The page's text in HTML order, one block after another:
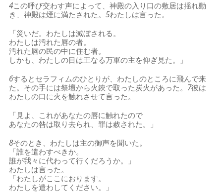
4この呼び交わす声によって、神殿の入り口の敷居は揺れ動
き、神殿は煙に満たされた。5わたしは言った。
「災いだ。わたしは滅ぼされる。
わたしは汚れた唇の者。
汚れた唇の民の中に住む者。
しかも、わたしの目は王なる万軍の主を仰ぎ見た。」
6するとセラフィムのひとりが、わたしのところに飛んで来
た。その手には祭壇から火鋏で取った炭火があった。 7彼は
わたしの口に火を触れさせて言った。
「見よ、これがあなたの唇に触れたので
あなたの咎は取り去られ、罪は赦された。」
8そのとき、わたしは主の御声を聞いた。
「誰を遣わすべきか。
誰が我々に代わって行くだろうか。」
わたしは言った。
「わたしがここにおります。
わたしを遣わしてください。」